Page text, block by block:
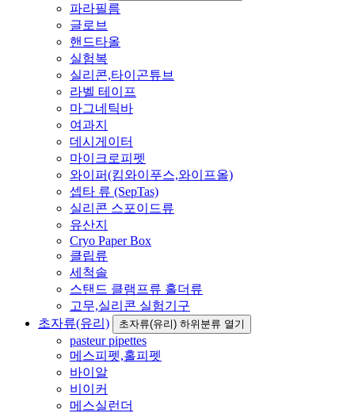
파라필름
글로브
핸드타올
실험복
실리콘,타이곤튜브
라벨 테이프
마그네틱바
여과지
데시게이터
마이크로피펫
와이퍼(킴와이푸스,와이프올)
셉타 류 (SepTas)
실리콘 스포이드류
유산지
Cryo Paper Box
클립류
세척솔
스탠드 클램프류 홀더류
고무,실리콘 실험기구
초자류(유리)
초자류(유리) 하위분류 열기
pasteur pipettes
메스피펫,홀피펫
바이알
비이커
메스실런더